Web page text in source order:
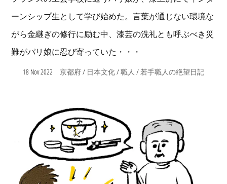
ーンシップ生として学び始めた。言葉が通じない環境な
がら金継ぎの修行に励む中、漆芸の洗礼とも呼ぶべき災
難がパリ娘に忍び寄っていた・・・
18 Nov 2022 京都府/ 日本文化/職人 /若手職人の絶望日記